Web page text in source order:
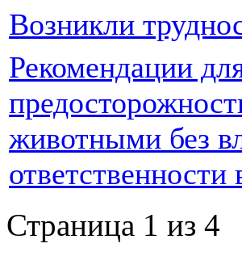
Возникли
Рекомендации
животными без
ответственности
Страница 1 из 4